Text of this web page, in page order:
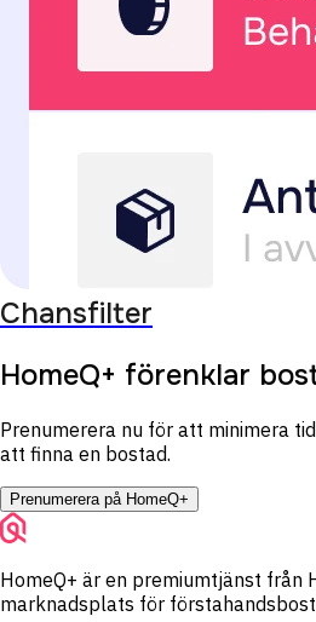
Chansfilter
HomeQ+ förenklar
Prenumerera nu för att minimera
att finna en bostad.
Prenumerera på HomeQ+
HomeQ+ är en premiumtjänst från
marknadsplats för